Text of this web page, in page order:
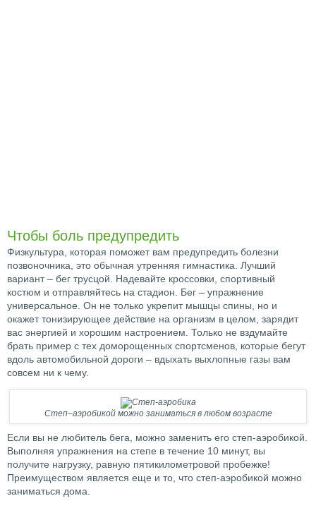
Чтобы боль предупредить
Физкультура, которая поможет вам предупредить болезни
позвоночника, это обычная утренняя гимнастика. Лучший
вариант – бег трусцой. Надевайте кроссовки, спортивный
костюм и отправляйтесь на стадион. Бег – упражнение
универсальное. Он не только укрепит мышцы спины, но и
окажет тонизирующее действие на организм в целом, зарядит
вас энергией и хорошим настроением. Только не вздумайте
брать пример с тех доморощенных спортсменов, которые бегут
вдоль автомобильной дороги – вдыхать выхлопные газы вам
совсем ни к чему.
Степ–аэробикой можно заниматься в любом возрасте
Если вы не любитель бега, можно заменить его степ-аэробикой.
Выполняя упражнения на степе в течение 10 минут, вы
получите нагрузку, равную пятикилометровой пробежке!
Преимуществом является еще и то, что степ-аэробикой можно
заниматься дома.